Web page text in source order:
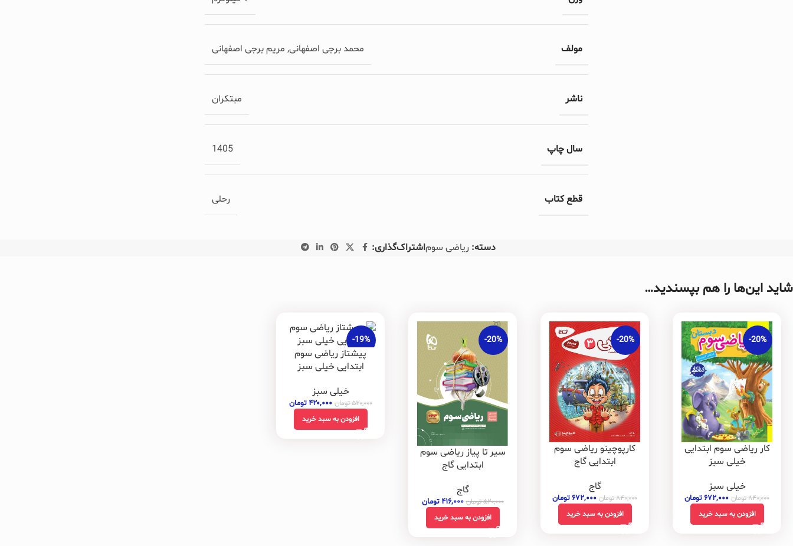
مولف محمد برجی اصفهانی, مریم برجی اصفهانی
ناشر مبتکران
سال چاپ 1405
قطع کتاب رحلی
دسته: ریاضی سوماشتراک‌گذاری:
شاید این‌ها را هم بپسندید…
-20%
کار ریاضی سوم ابتدایی
خیلی سبز
خیلی سبز
۸۴۰,۰۰۰تومان ۶۷۲,۰۰۰ تومان
افزودن به سبد خرید
-20%
کارپوچینو ریاضی سوم
ابتدایی گاج
گاج
۸۴۰,۰۰۰تومان ۶۷۲,۰۰۰ تومان
افزودن به سبد خرید
-20%
سیر تا پیاز ریاضی سوم
ابتدایی گاج
گاج
۵۲۰,۰۰۰تومان ۴۱۶,۰۰۰ تومان
افزودن به سبد خرید
-19%
پیشتاز ریاضی سوم
ابتدایی خیلی سبز
خیلی سبز
۵۲۰,۰۰۰تومان ۴۲۰,۰۰۰ تومان
افزودن به سبد خرید